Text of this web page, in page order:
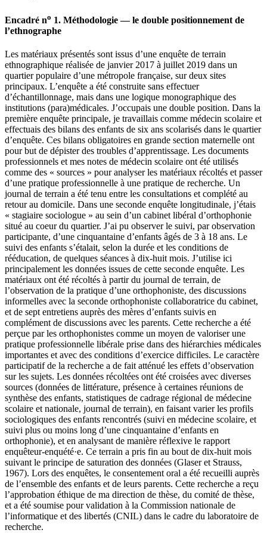
Encadré no 1. Méthodologie — le double positionnement de
l’ethnographe
Les matériaux présentés sont issus d’une enquête de terrain
ethnographique réalisée de janvier 2017 à juillet 2019 dans un
quartier populaire d’une métropole française, sur deux sites
principaux. L’enquête a été construite sans effectuer
d’échantillonnage, mais dans une logique monographique des
institutions (para)médicales. J’occupais une double position. Dans la
première enquête principale, je travaillais comme médecin scolaire et
effectuais des bilans des enfants de six ans scolarisés dans le quartier
d’enquête. Ces bilans obligatoires en grande section maternelle ont
pour but de dépister des troubles d’apprentissage. Les documents
professionnels et mes notes de médecin scolaire ont été utilisés
comme des « sources » pour analyser les matériaux récoltés et passer
d’une pratique professionnelle à une pratique de recherche. Un
journal de terrain a été tenu entre les consultations et complété au
retour au domicile. Dans une seconde enquête longitudinale, j’étais
« stagiaire sociologue » au sein d’un cabinet libéral d’orthophonie
situé au coeur du quartier. J’ai pu observer le suivi, par observation
participante, d’une cinquantaine d’enfants âgés de 3 à 18 ans. Le
suivi des enfants s’étalait, selon la durée et les conditions de
rééducation, de quelques séances à dix-huit mois. J’utilise ici
principalement les données issues de cette seconde enquête. Les
matériaux ont été récoltés à partir du journal de terrain, de
l’observation de la pratique d’une orthophoniste, des discussions
informelles avec la seconde orthophoniste collaboratrice du cabinet,
et de sept entretiens auprès des mères d’enfants suivis en
complément de discussions avec les parents. Cette recherche a été
perçue par les orthophonistes comme un moyen de valoriser une
pratique professionnelle libérale prise dans des hiérarchies médicales
importantes et avec des conditions d’exercice difficiles. Le caractère
participatif de la recherche a de fait atténué les effets d’observation
sur les sujets. Les données récoltées ont été croisées avec diverses
sources (données de littérature, présence à certaines réunions de
synthèse des enfants, statistiques de cadrage régional de médecine
scolaire et nationale, journal de terrain), en faisant varier les profils
sociologiques des enfants rencontrés (suivi en médecine scolaire, et
suivi plus ou moins long d’une cinquantaine d’enfants en
orthophonie), et en analysant de manière réflexive le rapport
enquêteur-enquété·e. Ce terrain a pris fin au bout de dix-huit mois
suivant le principe de saturation des données (Glaser et Strauss,
1967). Lors des enquêtes, le consentement oral a été recueilli auprès
de l’ensemble des enfants et de leurs parents. Cette recherche a reçu
l’approbation éthique de ma direction de thèse, du comité de thèse,
et a été soumise pour validation à la Commission nationale de
l’informatique et des libertés (CNIL) dans le cadre du laboratoire de
recherche.